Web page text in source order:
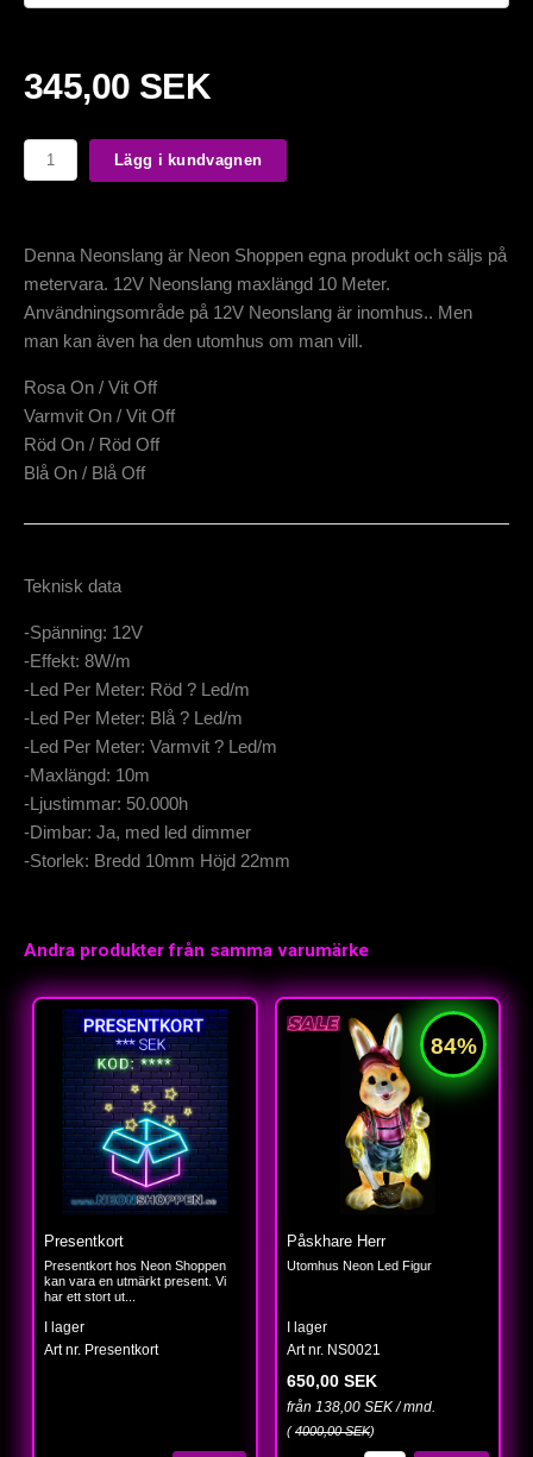
345,00 SEK
Lägg i kundvagnen
Denna Neonslang är Neon Shoppen egna produkt och säljs på
metervara. 12V Neonslang maxlängd 10 Meter.
Användningsområde på 12V Neonslang är inomhus.. Men
man kan även ha den utomhus om man vill.
Rosa On / Vit Off
Varmvit On / Vit Off
Röd On / Röd Off
Blå On / Blå Off
Teknisk data
-Spänning: 12V
-Effekt: 8W/m
-Led Per Meter: Röd ? Led/m
-Led Per Meter: Blå ? Led/m
-Led Per Meter: Varmvit ? Led/m
-Maxlängd: 10m
-Ljustimmar: 50.000h
-Dimbar: Ja, med led dimmer
-Storlek: Bredd 10mm Höjd 22mm
Andra produkter från samma varumärke
Presentkort
Presentkort hos Neon Shoppen
kan vara en utmärkt present. Vi
har ett stort ut...
I lager
Art nr. Presentkort
Påskhare Herr
Utomhus Neon Led Figur
I lager
Art nr. NS0021
650,00 SEK
från 138,00 SEK / mnd.
(4000,00 SEK)